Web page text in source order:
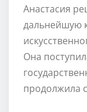
Анастасия
дальнейшую
Она
продолжила